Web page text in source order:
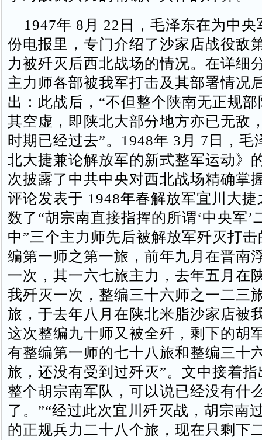
1947年 8月 22日，毛泽东在为中央
份电报里，专门介绍了沙家店战役敌
力被歼灭后西北战场的情况。在详细
主力师各部被我军打击及其部署情况
出：此战后，“不但整个陕南无正规
其空虚，即陕北大部分地方亦已无敌
时期已经过去”。1948年 3月 7日，毛
北大捷兼论解放军的新式整军运动》
次披露了中共中央对西北战场精确掌
评论发表于 1948年春解放军宜川大
数了“胡宗南直接指挥的所谓‘中央军’
中”三个主力师先后被解放军歼灭打
编第一师之第一旅，前年九月在晋南
一次，其一六七旅主力，去年五月在
我歼灭一次，整编三十六师之一二三
旅，于去年八月在陕北米脂沙家店被
这次整编九十师又被全歼，剩下的胡
有整编第一师的七十八旅和整编三十
旅，还没有受到过歼灭”。文中接着指
整个胡宗南军队，可以说已经没有什
了。”“经过此次宜川歼灭战，胡宗南
的正规兵力二十八个旅，现在只剩下